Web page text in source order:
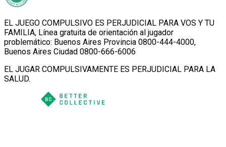
EL JUEGO COMPULSIVO ES PERJUDICIAL PARA VOS Y TU
FAMILIA, Línea gratuita de orientación al jugador
problemático: Buenos Aires Provincia 0800-444-4000,
Buenos Aires Ciudad 0800-666-6006
EL JUGAR COMPULSIVAMENTE ES PERJUDICIAL PARA LA
SALUD.